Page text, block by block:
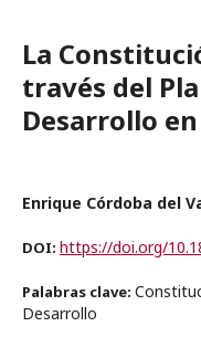
La
través del
Desarrollo
Enrique Córdoba del
DOI: https://doi.org/
Palabras clave:
Desarrollo